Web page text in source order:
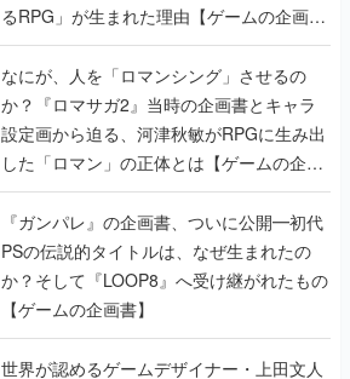
か？『ロマサガ2』当時の企画書とキャラ
設定画から迫る、河津秋敏がRPGに生み出
した「ロマン」の正体とは【ゲームの企画
書】
『ガンパレ』の企画書、ついに公開━初代
PSの伝説的タイトルは、なぜ生まれたの
か？そして『LOOP8』へ受け継がれたもの
【ゲームの企画書】
世界が認めるゲームデザイナー・上田文人
とはいったい何が凄いのか？ ヨコオタロ
ウ・外山圭一郎らと共に『ICO』に込めら
れたこだわりを語り尽くす！【ゲームの企